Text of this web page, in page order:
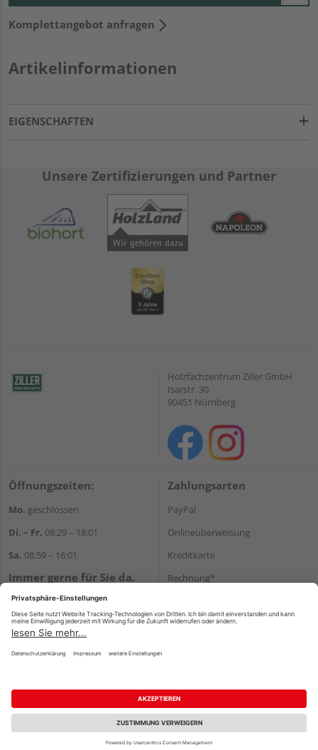
Komplettangebot anfragen
Artikelinformationen
EIGENSCHAFTEN
Unsere Zertifizierungen und Partner
Holzfachzentrum Ziller GmbH
Isarstr. 30
90451 Nürnberg
Öffnungszeiten:
Mo. geschlossen
Di. – Fr. 08:29 – 18:01
Sa. 08:59 – 16:01
Immer gerne für Sie da.
E-Mail:kontakt@holzziller.de
Zahlungsarten
PayPal
Onlineüberweisung
Kreditkarte
Rechnung*
Versand
Impressum AGB Widerruf
Datenschutz
Reservierungsbedingungen
Vertrag widerrufen